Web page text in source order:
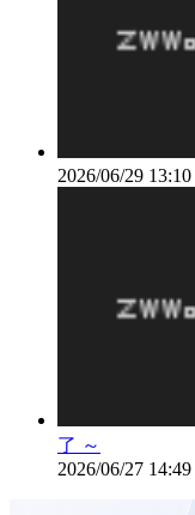
2026/06/29 13:10
了 ～
2026/06/27 14:49